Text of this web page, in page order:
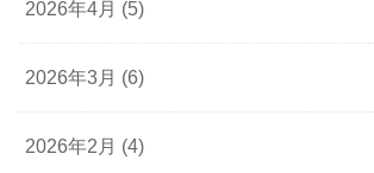
2026年4月 (5)
2026年3月 (6)
2026年2月 (4)